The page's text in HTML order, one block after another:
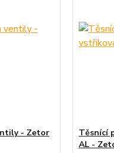
- Zetor
Těsnící
AL -